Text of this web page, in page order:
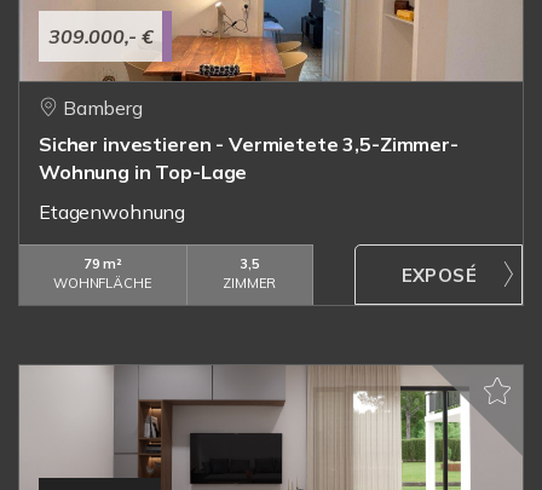
309.000,- €
Bamberg
Sicher investieren - Vermietete 3,5-Zimmer-
Wohnung in Top-Lage
Etagenwohnung
79 m²
WOHNFLÄCHE
3,5
ZIMMER